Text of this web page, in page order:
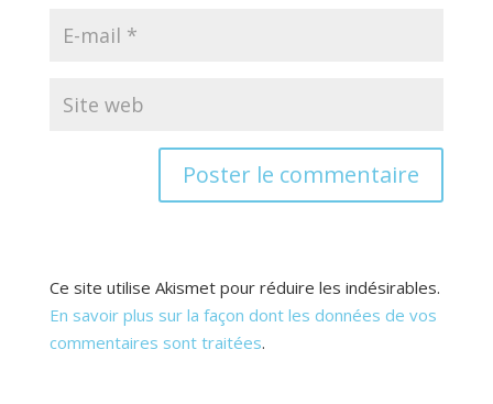
Ce site utilise Akismet pour réduire les indésirables.
En savoir plus sur la façon dont les données de vos
commentaires sont traitées.